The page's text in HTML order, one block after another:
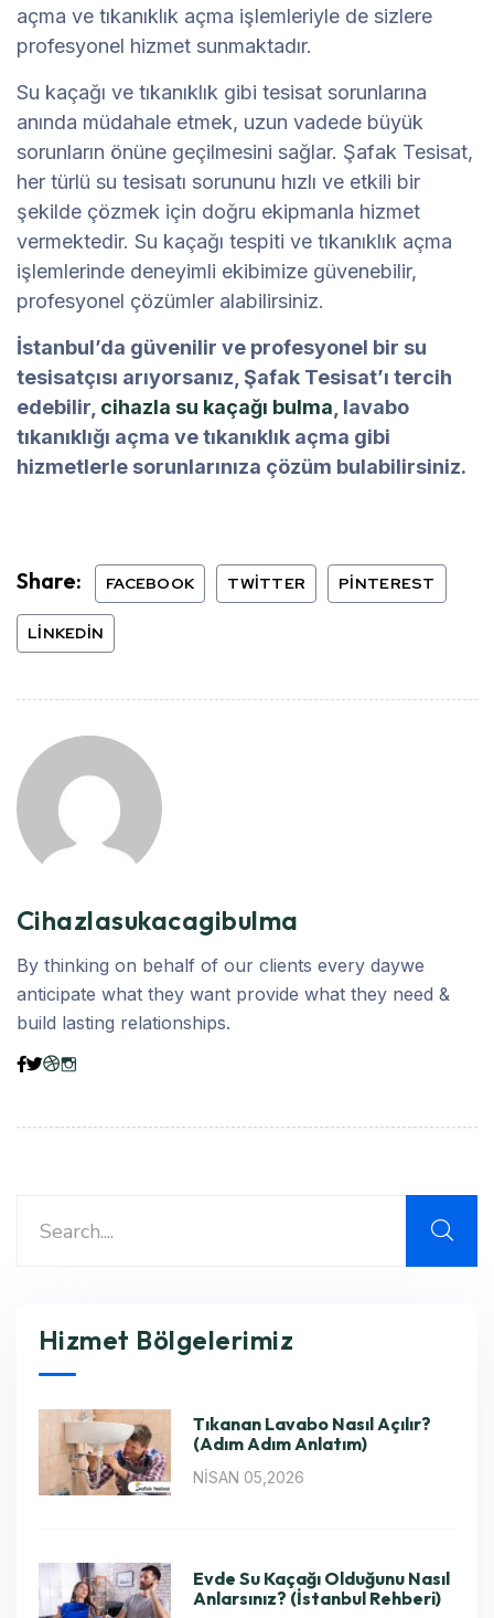
açma ve tıkanıklık açma işlemleriyle de sizlere
profesyonel hizmet sunmaktadır.
Su kaçağı ve tıkanıklık gibi tesisat sorunlarına
anında müdahale etmek, uzun vadede büyük
sorunların önüne geçilmesini sağlar. Şafak Tesisat,
her türlü su tesisatı sorununu hızlı ve etkili bir
şekilde çözmek için doğru ekipmanla hizmet
vermektedir. Su kaçağı tespiti ve tıkanıklık açma
işlemlerinde deneyimli ekibimize güvenebilir,
profesyonel çözümler alabilirsiniz.
İstanbul’da güvenilir ve profesyonel bir su
tesisatçısı arıyorsanız, Şafak Tesisat’ı tercih
edebilir, cihazla su kaçağı bulma , lavabo
tıkanıklığı açma ve tıkanıklık açma gibi
hizmetlerle sorunlarınıza çözüm bulabilirsiniz.
Share: FACEBOOK TWITTER PINTEREST
LINKEDIN
Cihazlasukacagibulma
By thinking on behalf of our clients every daywe
anticipate what they want provide what they need &
build lasting relationships.
Hizmet Bölgelerimiz
Tıkanan Lavabo Nasıl Açılır?
(Adım Adım Anlatım)
NISAN 05,2026
Evde Su Kaçağı Olduğunu Nasıl
Anlarsınız? (İstanbul Rehberi)